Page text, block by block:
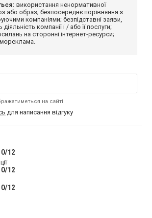
використання ненормативної
або образ; безпосереднє порівняння з
компаніями; безпідставні заяви,
компанії і / або її послуги;
на сторонні інтернет-ресурси;
на сайті
для написання відгуку
0/12
0/12
0/12